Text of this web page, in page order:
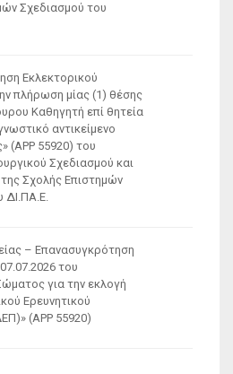
Σχεδιασμού του
Εκλεκτορικού
πλήρωση μίας (1) θέσης
Καθηγητή επί θητεία
αντικείμενο
(ΑΡΡ 55920) του
Σχεδιασμού και
της Σχολής Επιστημών
ΔΙ.ΠΑ.Ε.
– Επανασυγκρότηση
του
για την εκλογή
Ερευνητικού
(APP 55920)